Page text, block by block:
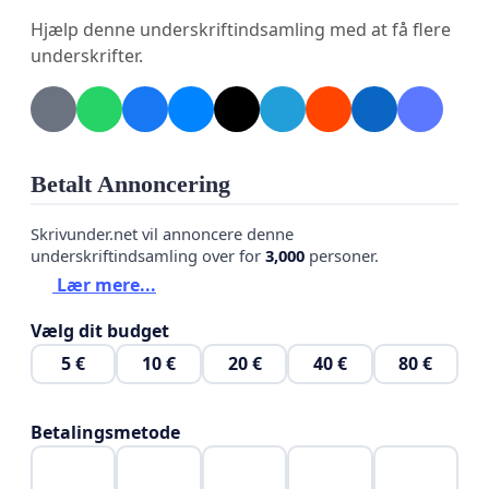
omkring rygning i ejendommen:
Forslag:
1. Røgfri indendørs fællesarealer.
Rygning er ikke tilladt i opgange, kældre,
legepladser og øvrige fællesområder.
2. Begrænsning af røg i boliger.
Rygning i egen lejlighed må ikke medføre væsentlig
eller opgang.
3. Rygning på altaner (valgfrit forslag-afhænger
-Enten: Rygning på altaner må ikke være til gene for
Hjælp denne underskriftindsamling med at få flere
underskrifter.
Betalt Annoncering
Skrivunder.net vil annoncere denne
underskriftindsamling over for 3,000 personer.
Lær mere...
Vælg dit budget
5 €
10 € 20 € 40 € 80 €
Betalingsmetode